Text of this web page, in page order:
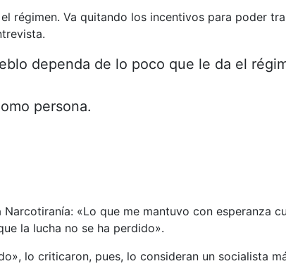
régimen. Va quitando los incentivos para poder
dependa de lo poco que le da el
persona.
«Lo que me mantuvo con esperanza
la lucha no se ha perdido».
lo criticaron, pues, lo consideran un socialista